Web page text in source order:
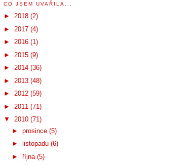
CO JSEM UVAŘILA...
► 2018 (2)
► 2017 (4)
► 2016 (1)
► 2015 (9)
► 2014 (36)
► 2013 (48)
► 2012 (59)
► 2011 (71)
▼ 2010 (71)
► prosince (5)
►
listopadu (6)
► října (5)